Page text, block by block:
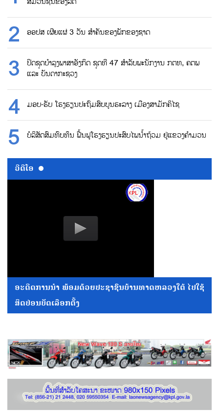
ອອປສ ເຜີຍແຜ່ 3 ວັນ ສຳຄັນຂອງພັກຂອງຊາດ
ປິດຊຸດບຳລຸງພາສາອັງກິດ ຊຸດທີ 47 ສຳລັບພະນັກງານ ກຕທ, ຄຕພ
ແລະ ບັນດາກະຊວງ
ມອບ-ຮັບ ໂຮງຮຽນປະຖົມສົບບູນຮະລາງ ເມືອງສາມັກຄິໄຊ
ບໍລິສັດສົມທົບທຶນ ຟື້ນຟູໂຮງຮຽນປະສົບໄພນ້ຳຖ້ວມ ຢູ່ແຂວງຄຳມວນ
ວີດີໂອ
ອະດີດການນໍາ ພ້ອມດ້ວຍປະຊາຊົນບ້ານທາດຫລວງໃຕ້ ໄປໃຊ້
ສິດປ່ອນບັດເລືອກຕັ້ງ